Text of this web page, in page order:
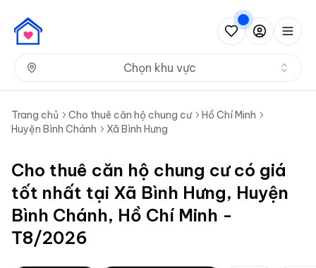
Chọn khu vực
Trang chủ Cho thuê căn hộ chung cư
Hồ Chí Minh
Huyện Bình Chánh
Xã Bình Hưng
Cho thuê căn hộ chung cư có giá
tốt nhất tại Xã Bình Hưng, Huyện
Bình Chánh, Hồ Chí Minh -
T8/2026